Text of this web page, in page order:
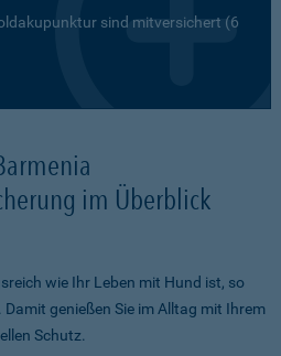
sind mitversichert (6
im Überblick
wie Ihr Leben mit Hund ist, so
genießen Sie im Alltag mit Ihrem
Schutz.